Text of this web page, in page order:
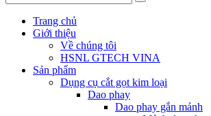
Trang chủ
Giới thiệu
Về chúng tôi
HSNL GTECH VINA
Sản phẩm
Dụng cụ cắt gọt kim loại
Dao phay
Dao phay gắn mảnh